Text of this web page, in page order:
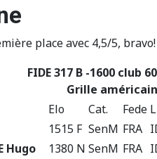
place avec 4,5/5,
FIDE 317 B -1600 club
Grille
Elo Cat. Fede
1515 F SenM FRA
Hugo 1380 N SenM FRA